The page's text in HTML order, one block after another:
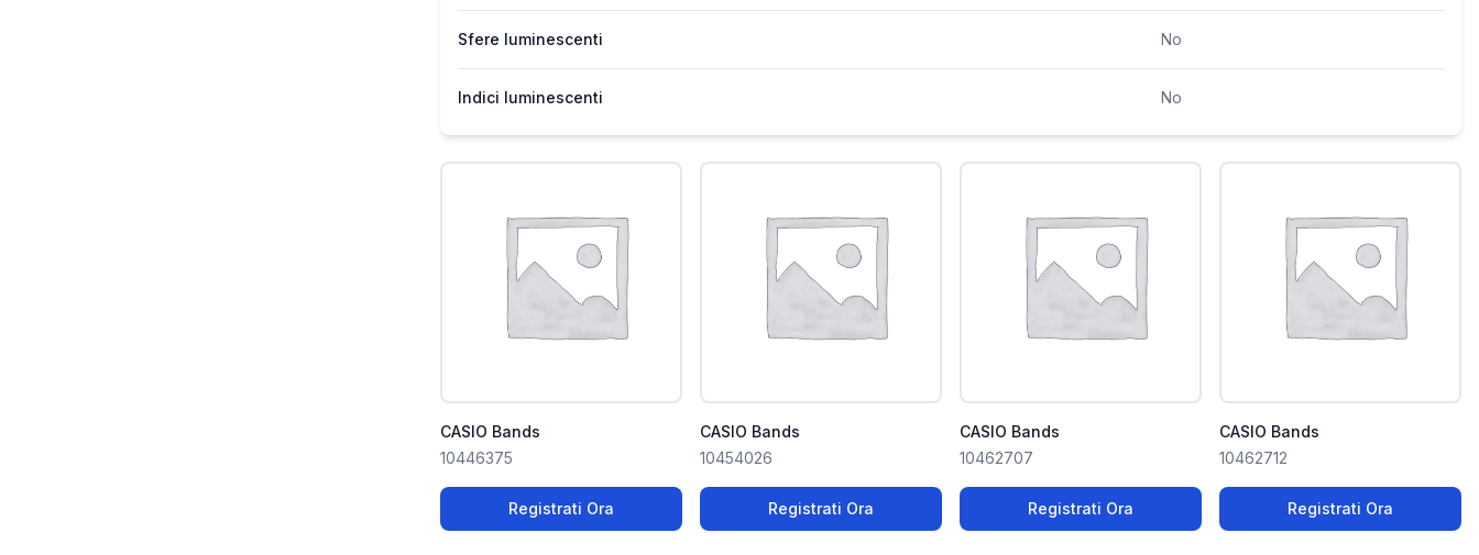
Sfere luminescenti No
Indici luminescenti No
CASIO Bands
10446375
Registrati Ora
CASIO Bands
10454026
Registrati Ora
CASIO Bands
10462707
Registrati Ora
CASIO Bands
10462712
Registrati Ora